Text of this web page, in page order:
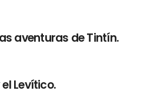
aventuras de Tintín.
Levítico.